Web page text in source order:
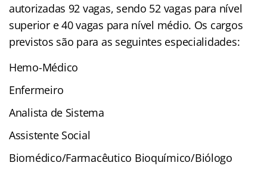
autorizadas 92 vagas, sendo 52 vagas para nível
superior e 40 vagas para nível médio. Os cargos
previstos são para as seguintes especialidades:
Hemo-Médico
Enfermeiro
Analista de Sistema
Assistente Social
Biomédico/Farmacêutico Bioquímico/Biólogo